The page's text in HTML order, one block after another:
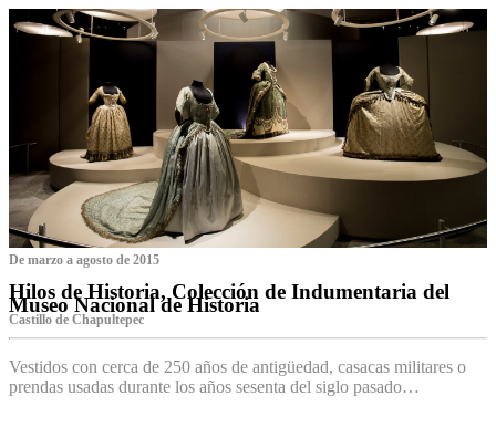
De marzo a agosto de 2015
Hilos de Historia, Colección de Indumentaria del
Museo Nacional de Historia
Castillo de Chapultepec
Vestidos con cerca de 250 años de antigüedad, casacas militares o
prendas usadas durante los años sesenta del siglo pasado…